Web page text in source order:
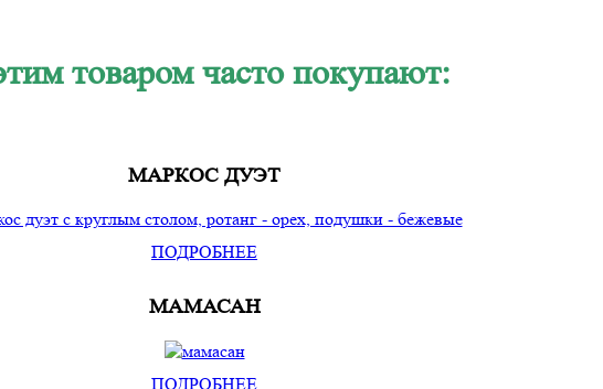
товаром часто покупают:
МАРКОС ДУЭТ
ПОДРОБНЕЕ
МАМАСАН
ПОДРОБНЕЕ